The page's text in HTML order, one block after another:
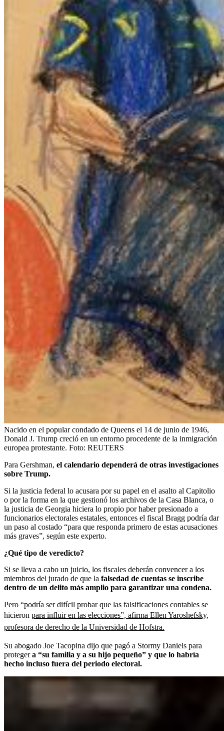
Nacido en el popular condado de Queens el 14 de junio de 1946,
Donald J. Trump creció en un entorno procedente de la inmigración
europea protestante. Foto: REUTERS
Para Gershman, el calendario dependerá de otras investigaciones
sobre Trump.
Si la justicia federal lo acusara por su papel en el asalto al Capitolio
o por la forma en la que gestionó los archivos de la Casa Blanca, o
la justicia de Georgia hiciera lo propio por haber presionado a
funcionarios electorales estatales, entonces el fiscal Bragg podría dar
un paso al costado “para que responda primero de estas acusaciones
más graves”, según este experto.
¿Qué tipo de veredicto?
Si se lleva a cabo un juicio, los fiscales deberán convencer a los
miembros del jurado de que la falsedad de cuentas se inscribe
dentro de un delito más amplio para garantizar una condena.
Pero “podría ser difícil probar que las falsificaciones contables se
hicieron para influir en las elecciones”, afirma Ellen Yaroshefsky,
profesora de derecho de la Universidad de Hofstra.
Su abogado Joe Tacopina dijo que pagó a Stormy Daniels para
protegera “su familia y a su hijo pequeño” y que lo habría
hecho incluso fuera del periodo electoral.